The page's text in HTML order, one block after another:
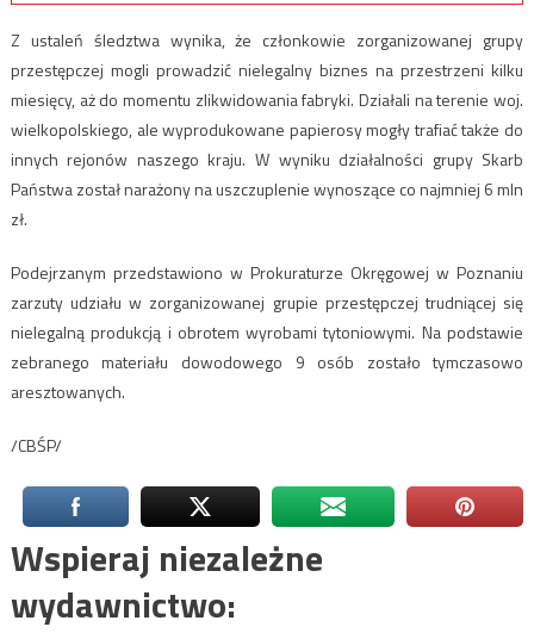
Z ustaleń śledztwa wynika, że członkowie zorganizowanej grupy
przestępczej mogli prowadzić nielegalny biznes na przestrzeni kilku
miesięcy, aż do momentu zlikwidowania fabryki. Działali na terenie woj.
wielkopolskiego, ale wyprodukowane papierosy mogły trafiać także do
innych rejonów naszego kraju. W wyniku działalności grupy Skarb
Państwa został narażony na uszczuplenie wynoszące co najmniej 6 mln
zł.
Podejrzanym przedstawiono w Prokuraturze Okręgowej w Poznaniu
zarzuty udziału w zorganizowanej grupie przestępczej trudniącej się
nielegalną produkcją i obrotem wyrobami tytoniowymi. Na podstawie
zebranego materiału dowodowego 9 osób zostało tymczasowo
aresztowanych.
/CBŚP/
Wspieraj niezależne
wydawnictwo: